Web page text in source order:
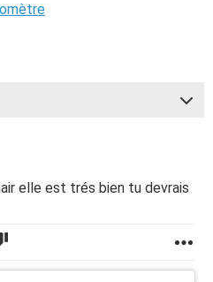
elle est trés bien tu devrais